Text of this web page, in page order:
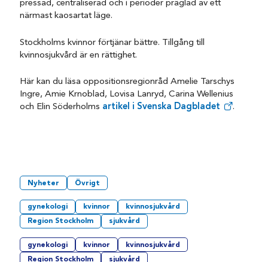
pressad, centraliserad och i perioder präglad av ett
närmast kaosartat läge.
Stockholms kvinnor förtjänar bättre. Tillgång till
kvinnosjukvård är en rättighet.
Här kan du läsa oppositionsregionråd Amelie Tarschys
Ingre, Amie Krnoblad, Lovisa Lanryd, Carina Wellenius
och Elin Söderholms artikel i Svenska Dagbladet .
Nyheter Övrigt
gynekologi kvinnor
kvinnosjukvård
Region Stockholm
sjukvård
gynekologi kvinnor
kvinnosjukvård
Region Stockholm
sjukvård